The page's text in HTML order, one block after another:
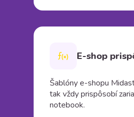
E-shop
Šablóny e-shopu
tak vždy prispôsobí
notebook.